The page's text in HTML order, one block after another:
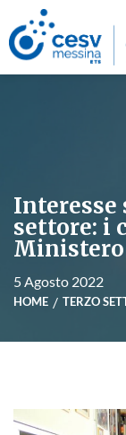
Interesse
settore: i
Ministero
5 Agosto 2022
HOME TERZO